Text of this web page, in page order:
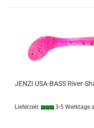
JENZI USA-BASS River-
Lieferzeit: 3-5 Werktage